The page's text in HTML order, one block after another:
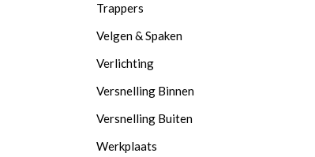
Trappers
Velgen & Spaken
Verlichting
Versnelling Binnen
Versnelling Buiten
Werkplaats